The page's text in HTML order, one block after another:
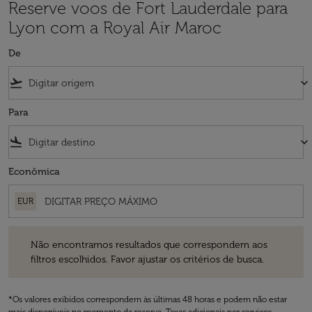
Reserve voos de Fort Lauderdale para
Lyon com a Royal Air Maroc
De
flight_takeoff keyboard_arrow_down
Para
flight_land keyboard_arrow_down
Econômica
EUR
Não encontramos resultados que correspondem aos
filtros escolhidos. Favor ajustar os critérios de busca.
*Os valores exibidos correspondem às últimas 48 horas e podem não estar